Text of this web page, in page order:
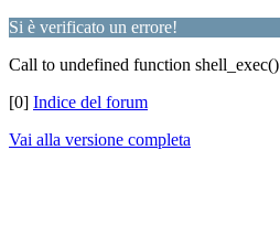
Si è verificato un errore!
Call to undefined function shell_exec()
[0] Indice del forum
Vai alla versione completa